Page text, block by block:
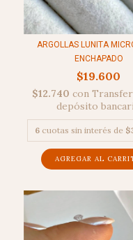
ARGOLLAS LUNITA
ENCHAPADO
$19.600
$12.740 con
depósito
6 cuotas sin interés de